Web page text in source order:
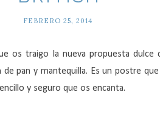
FEBRERO 25, 2014
os traigo la nueva propuesta dulce
de pan y mantequilla. Es un postre
y seguro que os encanta.